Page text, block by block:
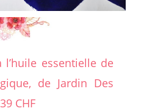
essentielle de
de Jardin Des
CHF